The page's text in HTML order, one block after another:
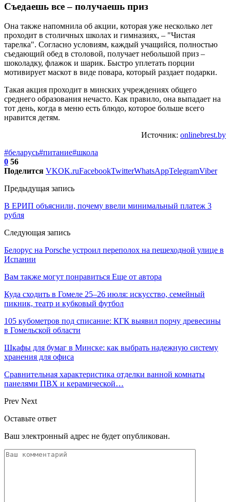
Съедаешь все – получаешь приз
Она также напомнила об акции, которая уже несколько лет
проходит в столичных школах и гимназиях, – "Чистая
тарелка". Согласно условиям, каждый учащийся, полностью
съедающий обед в столовой, получает небольшой приз –
шоколадку, флажок и шарик. Быстро уплетать порции
мотивирует маскот в виде повара, который раздает подарки.
Такая акция проходит в минских учреждениях общего
среднего образования нечасто. Как правило, она выпадает на
тот день, когда в меню есть блюдо, которое больше всего
нравится детям.
Источник: onlinebrest.by
#беларусь#питание#школа
0 56
Поделится VKOK.ruFacebookTwitterWhatsAppTelegramViber
Предыдущая запись
В ЕРИП объяснили, почему ввели минимальный платеж 3
рубля
Следующая запись
Белорус на Porsche устроил переполох на пешеходной улице в
Испании
Вам также могут понравиться Еще от автора
Куда сходить в Гомеле 25–26 июля: искусство, семейный
пикник, театр и кубковый футбол
105 кубометров под списание: КГК выявил порчу древесины
в Гомельской области
Шкафы для бумаг в Минске: как выбрать надежную систему
хранения для офиса
Сравнительная характеристика отделки ванной комнаты
панелями ПВХ и керамической…
Prev Next
Оставьте ответ
Ваш электронный адрес не будет опубликован.